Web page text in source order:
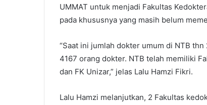
UMMAT untuk menjadi Fakultas
pada khususnya yang masih belum
“Saat ini jumlah dokter umum di NTB
4167 orang dokter. NTB telah memiliki
dan FK Unizar,” jelas Lalu Hamzi Fikri.
Lalu Hamzi melanjutkan, 2 Fakultas